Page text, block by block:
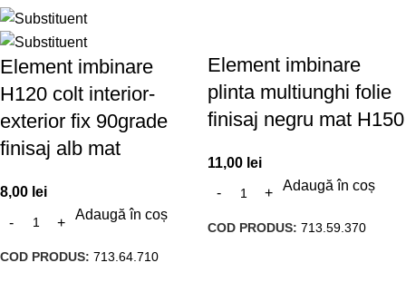
Element imbinare
H120 colt interior-
exterior fix 90grade
finisaj alb mat
8,00 lei
Adaugă în coș
COD PRODUS: 713.64.710
Element imbinare
plinta multiunghi folie
finisaj negru mat H150
11,00 lei
Adaugă în coș
COD PRODUS: 713.59.370